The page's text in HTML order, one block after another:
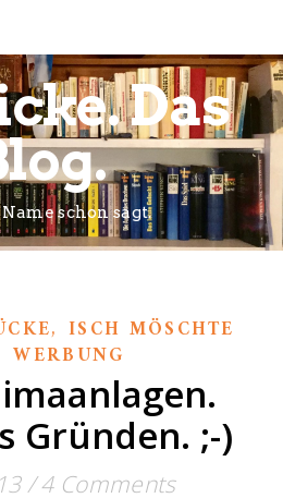
Das
schon sagt.
,ISCH MÖSCHTE
WERBUNG
Gründen. ;-)
/ 4 Comments